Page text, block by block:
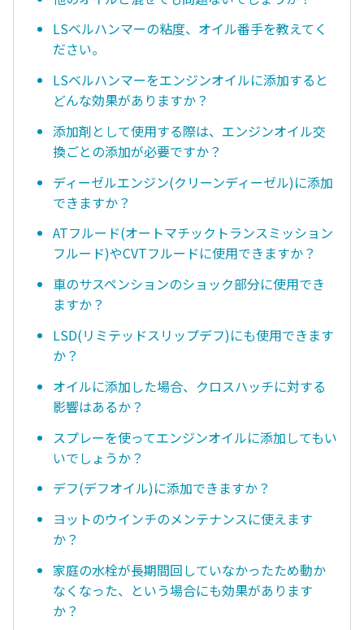
LSベルハンマーの粘度、オイル番手を教えてく
ださい。
LSベルハンマーをエンジンオイルに添加すると
どんな効果がありますか？
添加剤として使用する際は、エンジンオイル交
換ごとの添加が必要ですか？
ディーゼルエンジン(クリーンディーゼル)に添加
できますか？
ATフルード(オートマチックトランスミッション
フルード)やCVTフルードに使用できますか？
車のサスペンションのショック部分に使用でき
ますか？
LSD(リミテッドスリップデフ)にも使用できます
か？
オイルに添加した場合、クロスハッチに対する
影響はあるか？
スプレーを使ってエンジンオイルに添加してもい
いでしょうか？
デフ(デフオイル)に添加できますか？
ヨットのウインチのメンテナンスに使えます
か？
家庭の水栓が長期間回していなかったため動か
なくなった、という場合にも効果があります
か？